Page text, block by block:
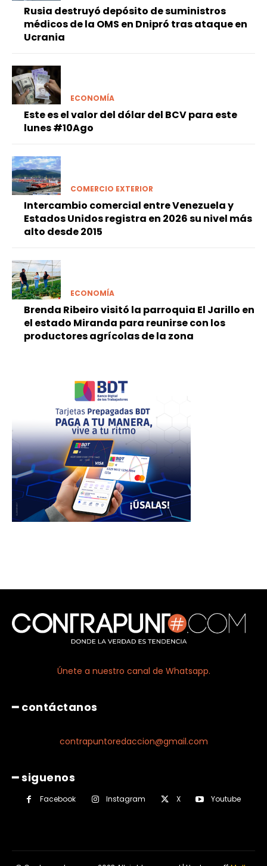
Rusia destruyó depósito de suministros
médicos de la OMS en Dnipró tras ataque en
Ucrania
ECONOMÍA
Este es el valor del dólar del BCV para este
lunes #10Ago
COMERCIO EXTERIOR
Intercambio comercial entre Venezuela y
Estados Unidos registra en 2026 su nivel más
alto desde 2015
ECONOMÍA
Brenda Ribeiro visitó la parroquia El Jarillo en
el estado Miranda para reunirse con los
productores agrícolas de la zona
Únete a nuestro canal de Whatsapp.
━ contáctanos
contrapuntoredaccion@gmail.com
━ siguenos
Facebook Instagram X Youtube